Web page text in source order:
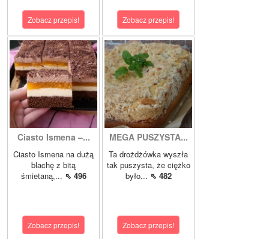
Zobacz przepis! Zobacz przepis!
Ciasto Ismena –...
Ciasto Ismena na dużą
blachę z bitą
śmietaną,... ⇖ 496
Zobacz przepis!
MEGA PUSZYSTA...
Ta drożdżówka wyszła
tak puszysta, że ciężko
było... ⇖ 482
Zobacz przepis!